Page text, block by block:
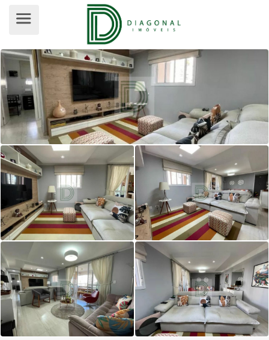
APARTAMENTO PARA VENDA,